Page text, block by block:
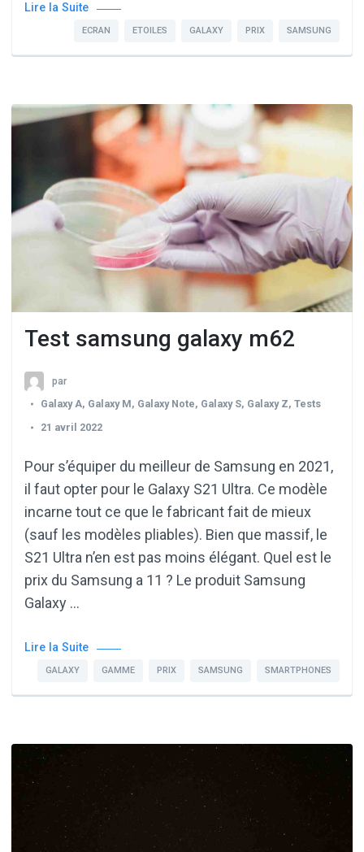
Lire la Suite
ECRAN ETOILES GALAXY PRIX SAMSUNG
Test samsung galaxy m62
par
Galaxy A, Galaxy M, Galaxy Note, Galaxy S, Galaxy Z, Tests
21 avril 2022
Pour s’équiper du meilleur de Samsung en 2021,
il faut opter pour le Galaxy S21 Ultra. Ce modèle
incarne tout ce que le fabricant fait de mieux
(sauf les modèles pliables). Bien que massif, le
S21 Ultra n’en est pas moins élégant. Quel est le
prix du Samsung a 11 ? Le produit Samsung
Galaxy …
Lire la Suite
GALAXY GAMME PRIX SAMSUNG SMARTPHONES